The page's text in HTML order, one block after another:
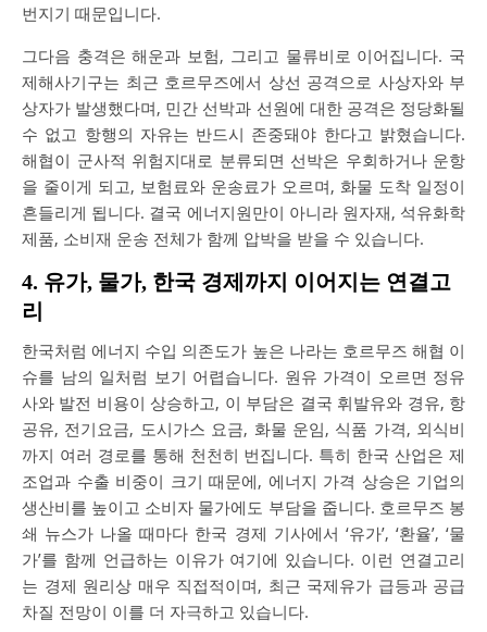
번지기 때문입니다.
그다음 충격은 해운과 보험, 그리고 물류비로 이어집니다. 국
제해사기구는 최근 호르무즈에서 상선 공격으로 사상자와 부
상자가 발생했다며, 민간 선박과 선원에 대한 공격은 정당화될
수 없고 항행의 자유는 반드시 존중돼야 한다고 밝혔습니다.
해협이 군사적 위험지대로 분류되면 선박은 우회하거나 운항
을 줄이게 되고, 보험료와 운송료가 오르며, 화물 도착 일정이
흔들리게 됩니다. 결국 에너지원만이 아니라 원자재, 석유화학
제품, 소비재 운송 전체가 함께 압박을 받을 수 있습니다.
4. 유가, 물가, 한국 경제까지 이어지는 연결고
리
한국처럼 에너지 수입 의존도가 높은 나라는 호르무즈 해협 이
슈를 남의 일처럼 보기 어렵습니다. 원유 가격이 오르면 정유
사와 발전 비용이 상승하고, 이 부담은 결국 휘발유와 경유, 항
공유, 전기요금, 도시가스 요금, 화물 운임, 식품 가격, 외식비
까지 여러 경로를 통해 천천히 번집니다. 특히 한국 산업은 제
조업과 수출 비중이 크기 때문에, 에너지 가격 상승은 기업의
생산비를 높이고 소비자 물가에도 부담을 줍니다. 호르무즈 봉
쇄 뉴스가 나올 때마다 한국 경제 기사에서 ‘유가’, ‘환율’, ‘물
가’를 함께 언급하는 이유가 여기에 있습니다. 이런 연결고리
는 경제 원리상 매우 직접적이며, 최근 국제유가 급등과 공급
차질 전망이 이를 더 자극하고 있습니다.